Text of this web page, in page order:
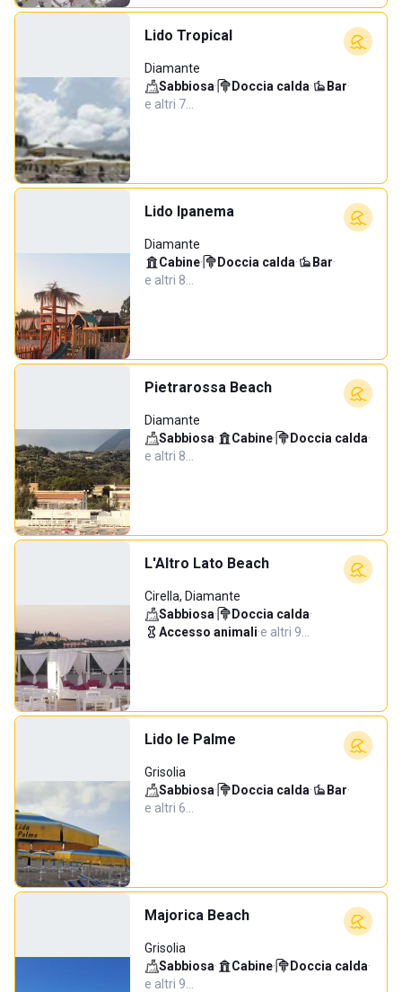
Lido Tropical
Diamante
Sabbiosa· Doccia calda· Bar·
e altri 7…
Lido Ipanema
Diamante
Cabine· Doccia calda· Bar·
e altri 8…
Pietrarossa Beach
Diamante
Sabbiosa· Cabine· Doccia calda·
e altri 8…
L'Altro Lato Beach
Cirella, Diamante
Sabbiosa· Doccia calda·
Accesso animali·e altri 9…
Lido le Palme
Grisolia
Sabbiosa· Doccia calda· Bar·
e altri 6…
Majorica Beach
Grisolia
Sabbiosa· Cabine· Doccia calda·
e altri 9…